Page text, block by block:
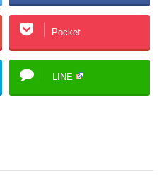
Pocket
LINE